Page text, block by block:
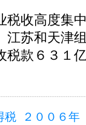
收高度集
江苏和天津
税款６３１
税
２００６年